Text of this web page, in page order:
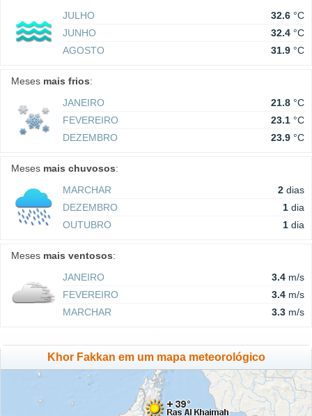
JULHO
32.6 °C
JUNHO
32.4 °C
AGOSTO
31.9 °C
Meses mais frios:
JANEIRO
21.8 °C
FEVEREIRO
23.1 °C
DEZEMBRO
23.9 °C
Meses mais chuvosos:
MARCHAR
2 dias
DEZEMBRO
1 dia
OUTUBRO
1 dia
Meses mais ventosos:
JANEIRO
3.4 m/s
FEVEREIRO
3.4 m/s
MARCHAR
3.3 m/s
Khor Fakkan em um mapa meteorológico